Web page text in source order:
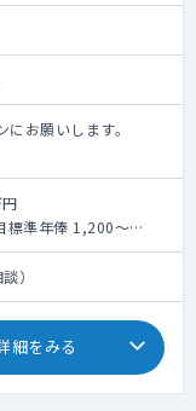
お願いします。
を想定
習慣病を含む慢性期
担当いただくことを
がメインです。
想定
標準年俸 1,200～
標準年俸 1,500～
）
細をみる